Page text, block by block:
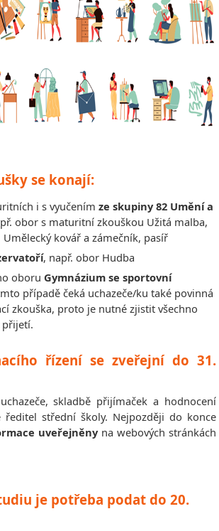
se konají:
i s vyučením ze skupiny 82 Umění a
obor s maturitní zkouškou Užitá malba,
kovář a zámečník, pasíř
, např. obor Hudba
oboru Gymnázium se sportovní
případě čeká uchazeče/ku také povinná
zkouška, proto je nutné zjistit všechno
řízení se zveřejní do 31.
skladbě přijímaček a hodnocení
ředitel střední školy. Nejpozději do konce
uveřejněnyna webových stránkách
je potřeba podat do 20.